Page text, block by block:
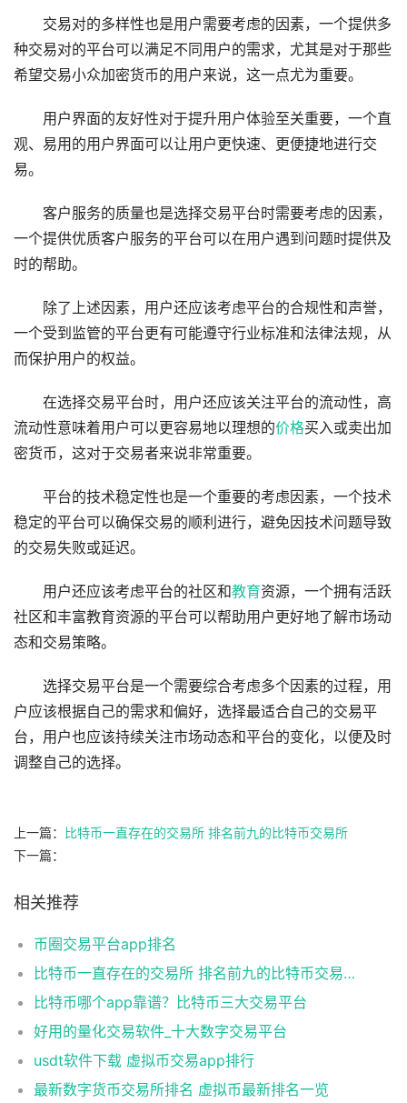
交易对的多样性也是用户需要考虑的因素，一个提供多
种交易对的平台可以满足不同用户的需求，尤其是对于那些
希望交易小众加密货币的用户来说，这一点尤为重要。
用户界面的友好性对于提升用户体验至关重要，一个直
观、易用的用户界面可以让用户更快速、更便捷地进行交
易。
客户服务的质量也是选择交易平台时需要考虑的因素，
一个提供优质客户服务的平台可以在用户遇到问题时提供及
时的帮助。
除了上述因素，用户还应该考虑平台的合规性和声誉，
一个受到监管的平台更有可能遵守行业标准和法律法规，从
而保护用户的权益。
在选择交易平台时，用户还应该关注平台的流动性，高
流动性意味着用户可以更容易地以理想的价格买入或卖出加
密货币，这对于交易者来说非常重要。
平台的技术稳定性也是一个重要的考虑因素，一个技术
稳定的平台可以确保交易的顺利进行，避免因技术问题导致
的交易失败或延迟。
用户还应该考虑平台的社区和教育资源，一个拥有活跃
社区和丰富教育资源的平台可以帮助用户更好地了解市场动
态和交易策略。
选择交易平台是一个需要综合考虑多个因素的过程，用
户应该根据自己的需求和偏好，选择最适合自己的交易平
台，用户也应该持续关注市场动态和平台的变化，以便及时
调整自己的选择。
上一篇：
比特币一直存在的交易所 排名前九的比特币交易所
下一篇：
相关推荐
币圈交易平台app排名
比特币一直存在的交易所 排名前九的比特币交易所
比特币哪个app靠谱？比特币三大交易平台
好用的量化交易软件_十大数字交易平台
usdt软件下载 虚拟币交易app排行
最新数字货币交易所排名 虚拟币最新排名一览